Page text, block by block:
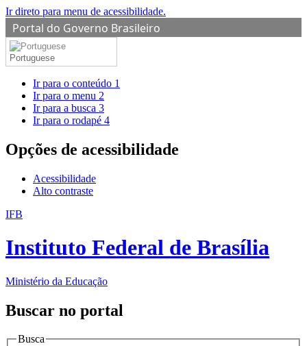
Ir direto para menu de acessibilidade.
Portal do Governo Brasileiro
Portuguese
Ir para o conteúdo 1
Ir para o menu 2
Ir para a busca 3
Ir para o rodapé 4
Opções de acessibilidade
Acessibilidade
Alto contraste
IFB
Instituto Federal de Brasília
Ministério da Educação
Buscar no portal
Busca